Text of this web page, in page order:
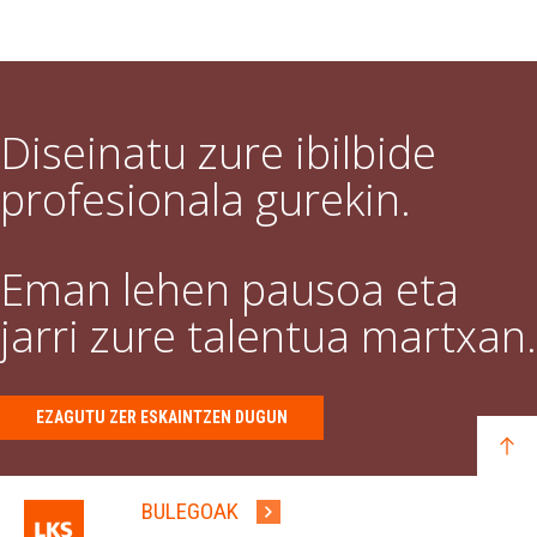
Diseinatu zure ibilbide
profesionala gurekin.
Eman lehen pausoa eta
jarri zure talentua martxan.
EZAGUTU ZER ESKAINTZEN DUGUN
BULEGOAK